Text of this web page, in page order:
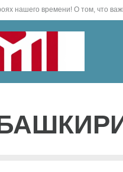
нашего времени! О том,